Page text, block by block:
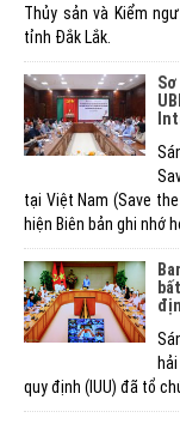
Thủy sản và Kiểm
tỉnh Đắk Lắk.
tại Việt Nam (Save
hiện Biên bản ghi nhớ
quy định (IUU) đã tổ